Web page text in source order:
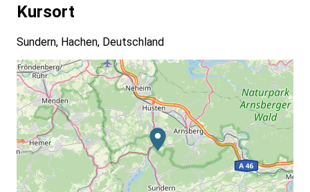
Kursort
Sundern, Hachen, Deutschland